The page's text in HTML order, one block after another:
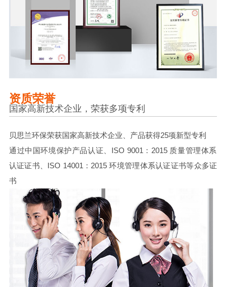
资质荣誉
国家高新技术企业，荣获多项专利
贝思兰环保荣获国家高新技术企业、产品获得25项新型专利
通过中国环境保护产品认证、ISO 9001：2015 质量管理体系
认证证书、ISO 14001：2015 环境管理体系认证证书等众多证
书